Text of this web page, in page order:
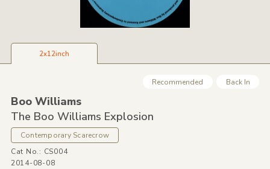
2x12inch
Recommended Back In
Boo Williams
The Boo Williams Explosion
Contemporary Scarecrow
Cat No.: CS004
2014-08-08